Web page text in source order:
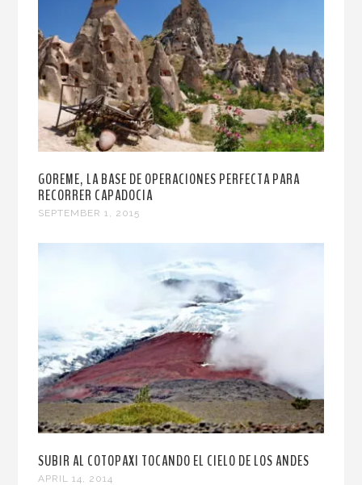
GOREME, LA BASE DE OPERACIONES PERFECTA PARA
RECORRER CAPADOCIA
SEPTEMBER 1, 2015
SUBIR AL COTOPAXI TOCANDO EL CIELO DE LOS ANDES
APRIL 14, 2014